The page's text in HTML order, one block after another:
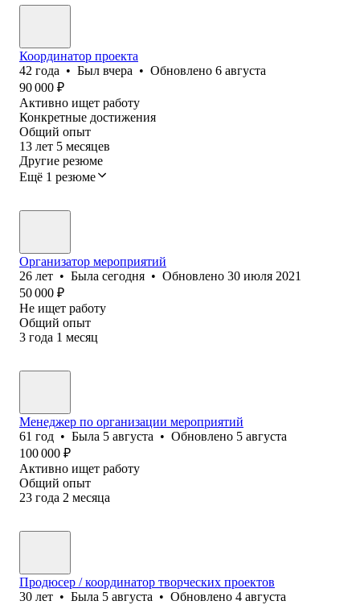
Координатор проекта
42 года • Был вчера • Обновлено 6 августа
90 000 ₽
Активно ищет работу
Конкретные достижения
Общий опыт
13 лет 5 месяцев
Другие резюме
Ещё 1 резюме
Организатор мероприятий
26 лет • Была сегодня • Обновлено 30 июля 2021
50 000 ₽
Не ищет работу
Общий опыт
3 года 1 месяц
Менеджер по организации мероприятий
61 год • Была 5 августа • Обновлено 5 августа
100 000 ₽
Активно ищет работу
Общий опыт
23 года 2 месяца
Продюсер / координатор творческих проектов
30 лет • Была 5 августа • Обновлено 4 августа